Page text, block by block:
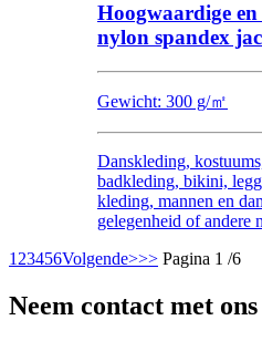
Hoogwaardige en
nylon spandex
Gewicht: 300 g/㎡
Danskleding,
badkleding, bikini,
kleding, mannen en
gelegenheid of andere
1 23456Volgende>>> Pagina 1 /6
Neem contact met